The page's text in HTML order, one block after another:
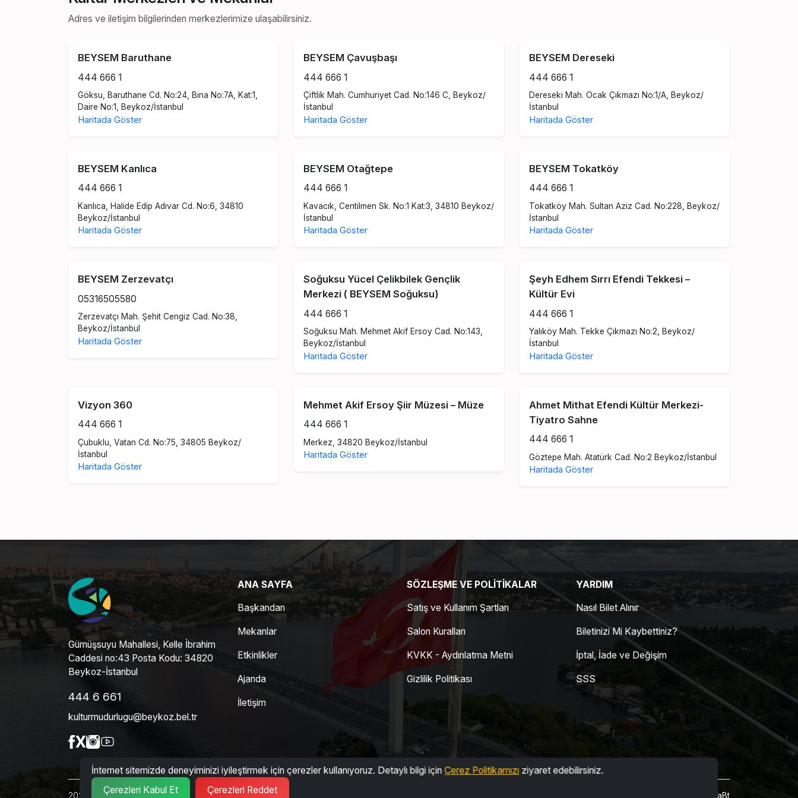
Adres ve iletişim bilgilerinden merkezlerimize ulaşabilirsiniz.
BEYSEM Baruthane
444 666 1
Göksu, Baruthane Cd. No:24, Bina No:7A, Kat:1,
Daire No:1, Beykoz/İstanbul
Haritada Göster
BEYSEM Çavuşbaşı
444 666 1
Çiftlik Mah. Cumhuriyet Cad. No:146 C, Beykoz/
İstanbul
Haritada Göster
BEYSEM Dereseki
444 666 1
Dereseki Mah. Ocak Çıkmazı No:1/A, Beykoz/
İstanbul
Haritada Göster
BEYSEM Kanlıca
444 666 1
Kanlıca, Halide Edip Adıvar Cd. No:6, 34810
Beykoz/İstanbul
Haritada Göster
BEYSEM Otağtepe
444 666 1
Kavacık, Centilmen Sk. No:1 Kat:3, 34810 Beykoz/
İstanbul
Haritada Göster
BEYSEM Tokatköy
444 666 1
Tokatköy Mah. Sultan Aziz Cad. No:228, Beykoz/
İstanbul
Haritada Göster
BEYSEM Zerzevatçı
05316505580
Zerzevatçı Mah. Şehit Cengiz Cad. No:38,
Beykoz/İstanbul
Haritada Göster
Soğuksu Yücel Çelikbilek Gençlik
Merkezi ( BEYSEM Soğuksu)
444 666 1
Soğuksu Mah. Mehmet Akif Ersoy Cad. No:143,
Beykoz/İstanbul
Haritada Göster
Şeyh Edhem Sırrı Efendi Tekkesi –
Kültür Evi
444 666 1
Yalıköy Mah. Tekke Çıkmazı No:2, Beykoz/
İstanbul
Haritada Göster
Vizyon 360
444 666 1
Çubuklu, Vatan Cd. No:75, 34805 Beykoz/
İstanbul
Haritada Göster
Mehmet Akif Ersoy Şiir Müzesi – Müze
444 666 1
Merkez, 34820 Beykoz/İstanbul
Haritada Göster
Ahmet Mithat Efendi Kültür Merkezi-
Tiyatro Sahne
444 666 1
Göztepe Mah. Atatürk Cad. No:2 Beykoz/İstanbul
Haritada Göster
İnternet sitemizde deneyiminizi iyileştirmek için çerezler kullanıyoruz. Detaylı bilgi içinÇerez Politikamızı ziyaret edebilirsiniz.
Çerezleri Kabul Et
Çerezleri Reddet
Gümüşsuyu Mahallesi, Kelle İbrahim
Caddesi no:43 Posta Kodu: 34820
Beykoz-İstanbul
444 6 661
kulturmudurlugu@beykoz.bel.tr
ANA SAYFA
Başkandan
Mekanlar
Etkinlikler
Ajanda
İletişim
SÖZLEŞME VE POLITIKALAR
Satış ve Kullanım Şartları
Salon Kuralları
KVKK - Aydınlatma Metni
Gizlilik Politikası
YARDIM
Nasıl Bilet Alınır
Biletinizi Mi Kaybettiniz?
İptal, İade ve Değişim
SSS
2026 © Beykoz Belediyesi Belediyesi. Tüm hakları saklıdır. BetaBt